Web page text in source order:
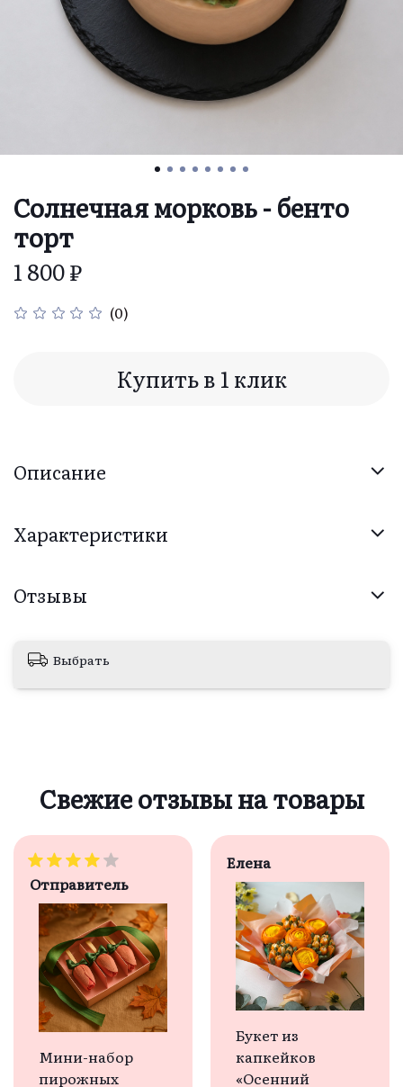
(0)
Солнечная морковь - бенто
торт
1 800 ₽
Купить в 1 клик
Описание
Характеристики
Отзывы
Выбрать
Свежие отзывы на товары
Отправитель
Мини-набор
пирожных
Елена
Букет из
капкейков
«Осенний